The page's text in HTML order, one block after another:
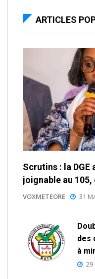
ARTICLES
Scrutins : la DGE
joignable au
VOXMETEORE 31
des
à
29